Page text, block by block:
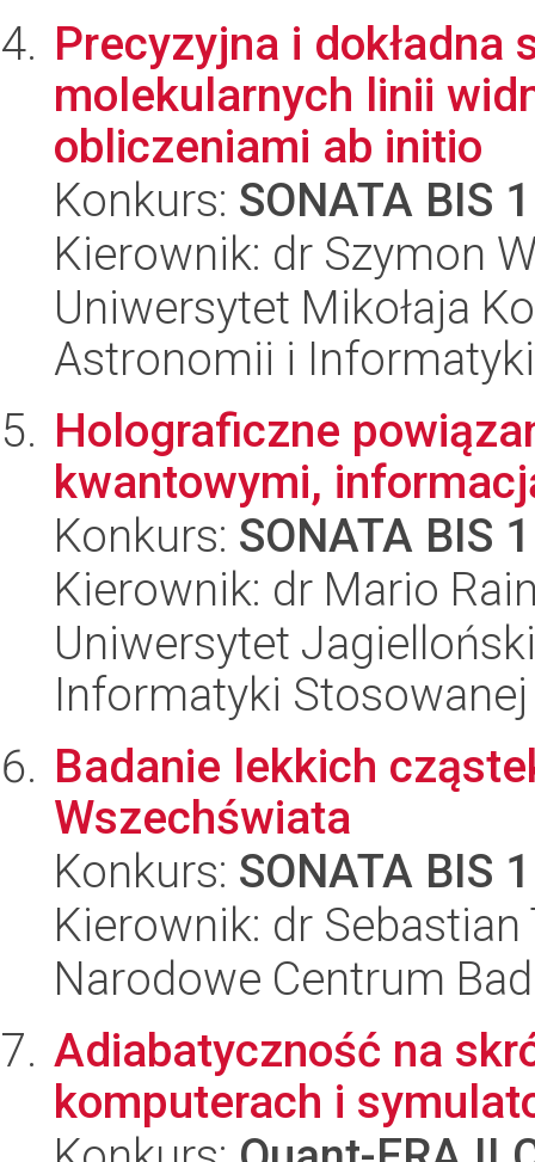
Precyzyjna i dokładna
molekularnych linii
obliczeniami ab initio
Konkurs: SONATA BIS
Kierownik: dr Szymon
Uniwersytet Mikołaja
Astronomii i
Holograficzne
kwantowymi,
Konkurs: SONATA BIS
Kierownik: dr Mario
Uniwersytet
Informatyki Stosowanej
Badanie lekkich
Wszechświata
Konkurs: SONATA BIS
Kierownik: dr
Narodowe Centrum
Adiabatyczność na
komputerach i